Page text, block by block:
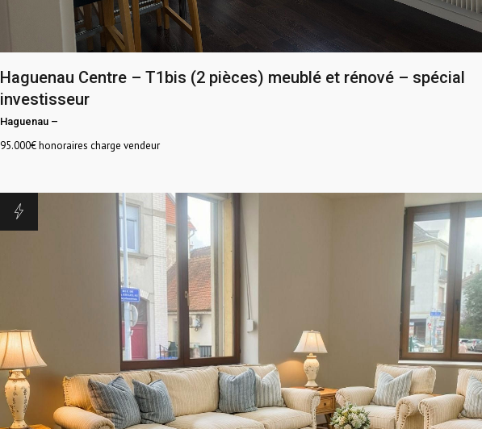
Haguenau Centre – T1bis (2 pièces) meublé et rénové – spécial
investisseur
Haguenau –
95.000€ honoraires charge vendeur